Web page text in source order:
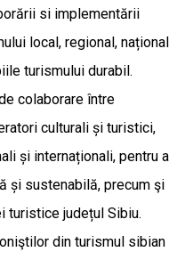
si implementării
local, regional, național
turismului durabil.
colaborare între
culturali și turistici,
și internaționali, pentru a
și sustenabilă, precum şi
turistice județul Sibiu.
din turismul sibian